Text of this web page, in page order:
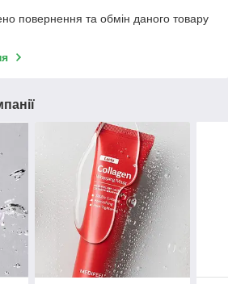
повернення та обмін даного товару